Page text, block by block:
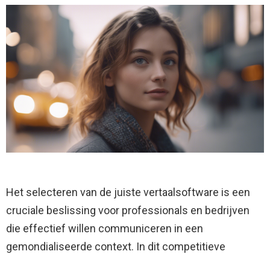
Het selecteren van de juiste vertaalsoftware is een
cruciale beslissing voor professionals en bedrijven
die effectief willen communiceren in een
gemondialiseerde context. In dit competitieve